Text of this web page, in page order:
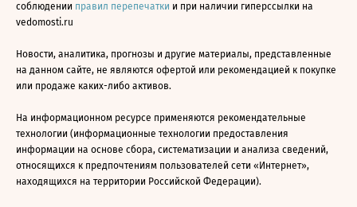
соблюдении правил перепечатки и при наличии гиперссылки на
vedomosti.ru
Новости, аналитика, прогнозы и другие материалы, представленные
на данном сайте, не являются офертой или рекомендацией к покупке
или продаже каких-либо активов.
На информационном ресурсе применяются рекомендательные
технологии (информационные технологии предоставления
информации на основе сбора, систематизации и анализа сведений,
относящихся к предпочтениям пользователей сети «Интернет»,
находящихся на территории Российской Федерации).